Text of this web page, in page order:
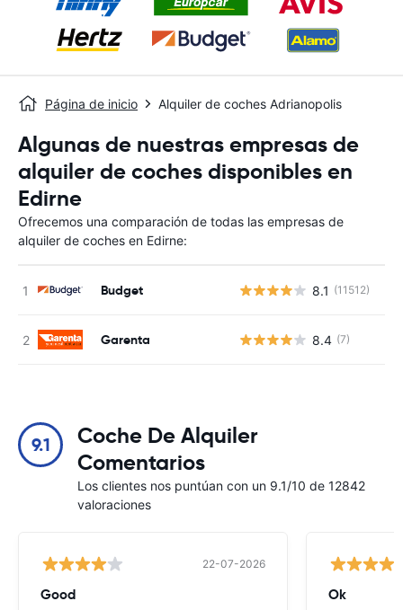
Página de inicio Alquiler de coches Adrianopolis
Algunas de nuestras empresas de
alquiler de coches disponibles en
Edirne
Ofrecemos una comparación de todas las empresas de
alquiler de coches en Edirne:
Budget 8.1 (11512)
Garenta 8.4 (7)
9.1
Coche De Alquiler
Comentarios
Los clientes nos puntúan con un 9.1/10 de 12842
valoraciones
22-07-2026
Good Ok